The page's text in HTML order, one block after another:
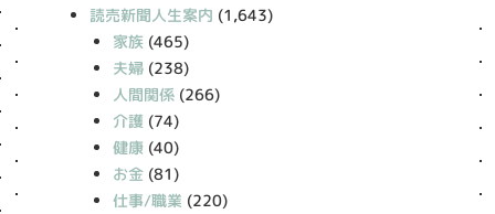
読売新聞人生案内 (1,643)
家族(465)
夫婦(238)
人間関係(266)
介護 (74)
健康(40)
お金(81)
仕事/職業 (220)